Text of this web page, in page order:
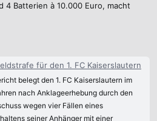
4 Batterien à 10.000 Euro, macht
für den 1. FC Kaiserslautern
belegt den 1. FC Kaiserslautern im
nach Anklageerhebung durch den
wegen vier Fällen eines
seiner Anhänger mit einer